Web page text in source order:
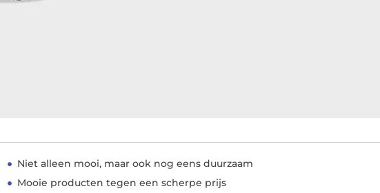
Niet alleen mooi, maar ook nog eens duurzaam
Mooie producten tegen een scherpe prijs